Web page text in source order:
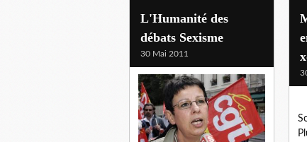
L'Humanité des
débats Sexisme
30 Mai 2011